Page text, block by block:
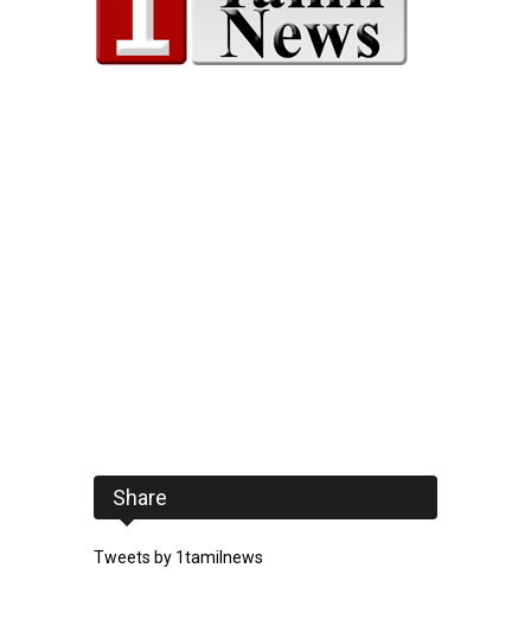
Share
Tweets by 1tamilnews